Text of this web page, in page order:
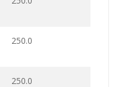
250.0
250.0